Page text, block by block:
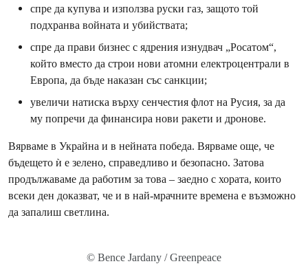
спре да купува и използва руски газ, защото той
подхранва войната и убийствата;
спре да прави бизнес с ядрения изнудвач „Росатом“,
който вместо да строи нови атомни електроцентрали в
Европа, да бъде наказан със санкции;
увеличи натиска върху сенчестия флот на Русия, за да
му попречи да финансира нови ракети и дронове.
Вярваме в Украйна и в нейната победа. Вярваме още, че
бъдещето ѝ е зелено, справедливо и безопасно. Затова
продължаваме да работим за това – заедно с хората, които
всеки ден доказват, че и в най-мрачните времена е възможно
да запалиш светлина.
© Bence Jardany / Greenpeace